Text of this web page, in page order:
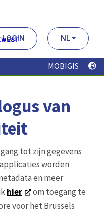
LOGIN NL
MOBIGIS
van
tot zijn gegevens
worden
en meer
hier
om toegang te
voor het Brussels